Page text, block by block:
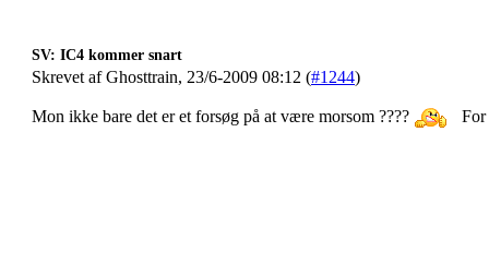
SV: IC4 kommer snart
Skrevet af Ghosttrain, 23/6-2009 08:12 (#1244)
Mon ikke bare det er et forsøg på at være morsom ???? For